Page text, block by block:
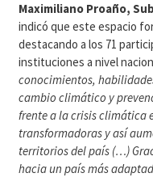
Maximiliano Proaño,
indicó que este espacio
destacando a los 71
instituciones a nivel
conocimientos,
cambio climático y
frente a la crisis climática
transformadoras y así
territorios del país (…)
hacia un país más